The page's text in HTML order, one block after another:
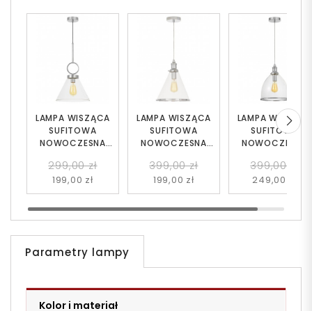
LAMPA WISZĄCA
SUFITOWA
NOWOCZESNA
CHROMOWANA
DOLOMIA
399,00 zł
249,00 zł
LAMPA WISZĄCA
SUFITOWA
NOWOCZESNA
CHROMOWANA
FERMINI
299,00 zł
199,00 zł
LAMPA WISZĄCA
SUFITOWA
NOWOCZESNA
CHROMOWANA
FEROLI
399,00 zł
199,00 zł
Parametry lampy
Kolor i materiał